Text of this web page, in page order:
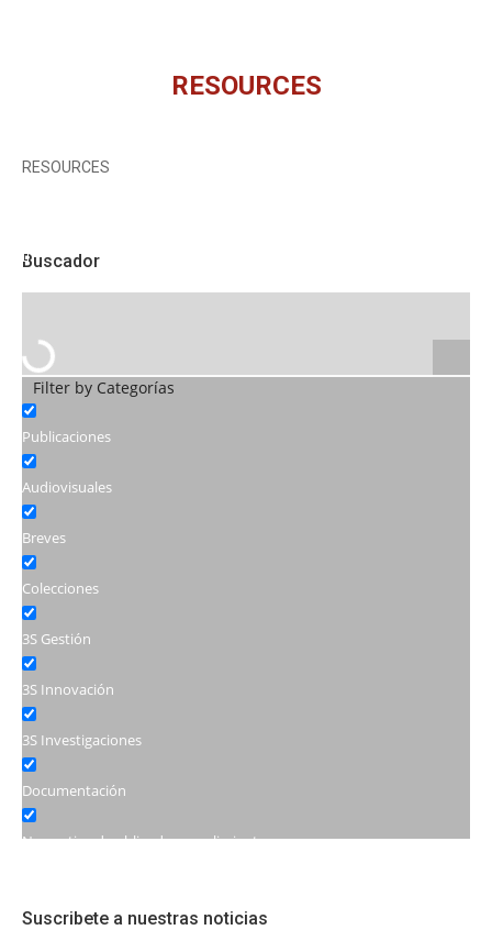
RESOURCES
RESOURCES
Buscador
Filter by Categorías
Publicaciones
Audiovisuales
Breves
Colecciones
3S Gestión
3S Innovación
3S Investigaciones
Documentación
Normativa de obligado cumplimiento
Suscribete a nuestras noticias